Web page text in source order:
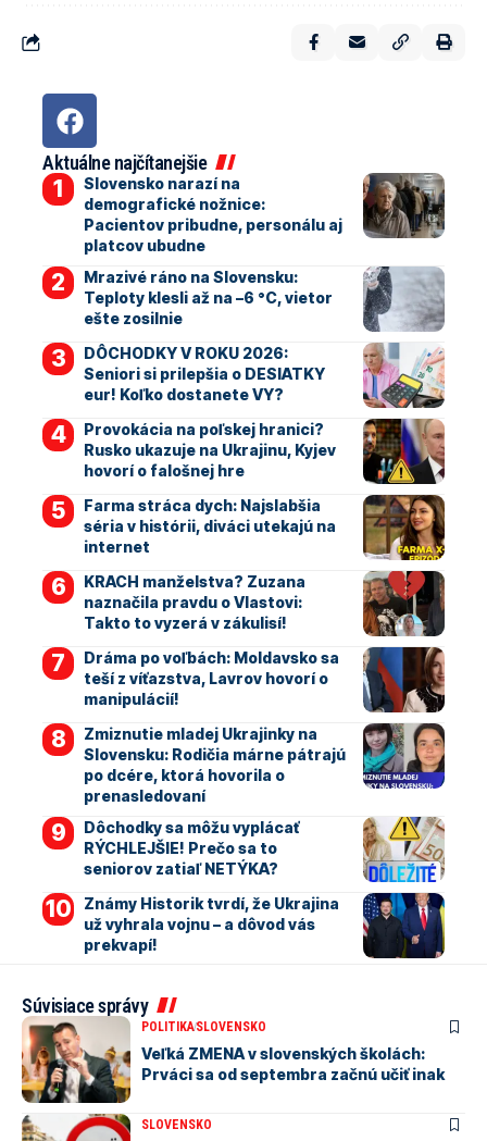
Aktuálne najčítanejšie
Slovensko narazí na
demografické nožnice:
Pacientov pribudne, personálu aj
platcov ubudne
Mrazivé ráno na Slovensku:
Teploty klesli až na –6 °C, vietor
ešte zosilnie
DÔCHODKY V ROKU 2026:
Seniori si prilepšia o DESIATKY
eur! Koľko dostanete VY?
Provokácia na poľskej hranici?
Rusko ukazuje na Ukrajinu, Kyjev
hovorí o falošnej hre
Farma stráca dych: Najslabšia
séria v histórii, diváci utekajú na
internet
KRACH manželstva? Zuzana
naznačila pravdu o Vlastovi:
Takto to vyzerá v zákulisí!
Dráma po voľbách: Moldavsko sa
teší z víťazstva, Lavrov hovorí o
manipulácií!
Zmiznutie mladej Ukrajinky na
Slovensku: Rodičia márne pátrajú
po dcére, ktorá hovorila o
prenasledovaní
Dôchodky sa môžu vyplácať
RÝCHLEJŠIE! Prečo sa to
seniorov zatiaľ NETÝKA?
Známy Historik tvrdí, že Ukrajina
už vyhrala vojnu – a dôvod vás
prekvapí!
Súvisiace správy
POLITIKASLOVENSKO
Veľká ZMENA v slovenských školách:
Prváci sa od septembra začnú učiť inak
SLOVENSKO